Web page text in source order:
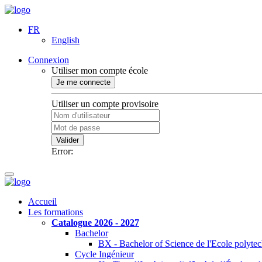
FR
English
Connexion
Utiliser mon compte école
Je me connecte
Utiliser un compte provisoire
Valider
Error:
Accueil
Les formations
Catalogue 2026 - 2027
Bachelor
BX - Bachelor of Science de l'Ecole
Cycle Ingénieur